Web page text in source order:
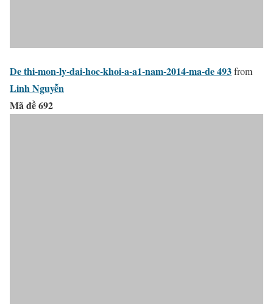
De thi-mon-ly-dai-hoc-khoi-a-a1-nam-2014-ma-de 493from
Linh Nguyễn
Mã đề 692